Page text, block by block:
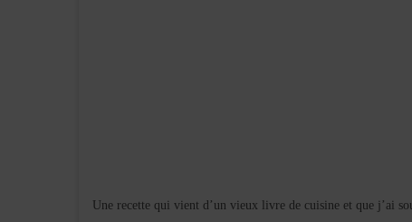
Une recette qui vient d’un vieux livre de cuisine et que j’ai